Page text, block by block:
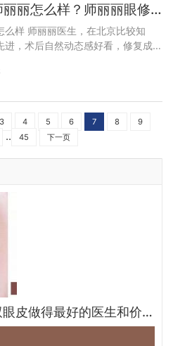
北京双眼皮修复师丽丽怎么样？师丽丽眼修复在线预约咨询电话
么样 师丽丽医生，在北京比较知
，术后自然动态感好看，修复成功
沟通。
3 4 5 6 7 8
9
.. 45 下一页
北京八大处整形医院双眼皮做得最好的医生和价格大全